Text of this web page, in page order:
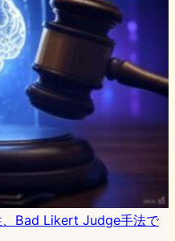
、Bad Likert Judge手法で